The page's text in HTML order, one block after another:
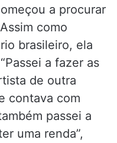
a procurar
como
brasileiro, ela
a fazer as
de outra
contava com
passei a
uma renda”,